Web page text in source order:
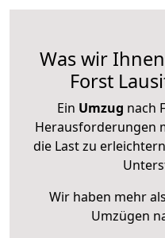
Was wir
Forst
Ein Umzug nach
Herausforderungen
die Last zu
Wir haben mehr
Umzügen